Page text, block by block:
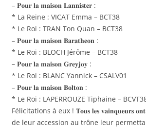
– 𝐏𝐨𝐮𝐫 𝐥𝐚 𝐦𝐚𝐢𝐬𝐨𝐧 𝐋𝐚𝐧𝐧𝐢𝐬𝐭𝐞𝐫 :
* La Reine : VICAT Emma – BCT38
* Le Roi : TRAN Ton Quan – BCT38
– 𝐏𝐨𝐮𝐫 𝐥𝐚 𝐦𝐚𝐢𝐬𝐨𝐧 𝐁𝐚𝐫𝐚𝐭𝐡𝐞𝐨𝐧 :
* Le Roi : BLOCH Jérôme – BCT38
– 𝐏𝐨𝐮𝐫 𝐥𝐚 𝐦𝐚𝐢𝐬𝐨𝐧 𝐆𝐫𝐞𝐲𝐣𝐨𝐲 :
* Le Roi : BLANC Yannick – CSALV01
– 𝐏𝐨𝐮𝐫 𝐥𝐚 𝐦𝐚𝐢𝐬𝐨𝐧 𝐁𝐨𝐥𝐭𝐨𝐧 :
* Le Roi : LAPERROUZE Tiphaine –
Félicitations à eux ! 𝐓𝐨𝐮𝐬 𝐥𝐞𝐬 𝐯𝐚𝐢𝐧𝐪𝐮𝐞𝐮𝐫𝐬
de leur accession au trône leur